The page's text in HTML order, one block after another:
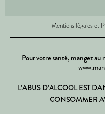
Mentions légales et
Pour votre santé, mangez
L’ABUS D’ALCOOL EST
CONSOMMER